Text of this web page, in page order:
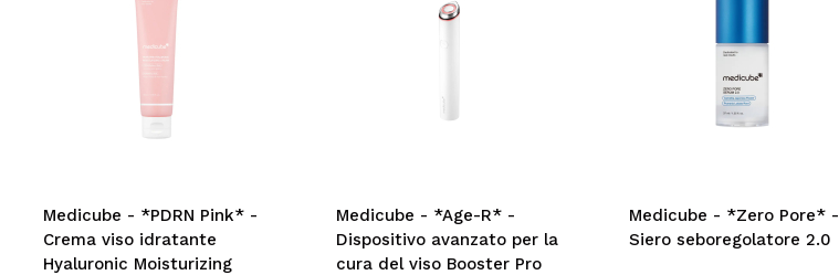
Medicube - *PDRN Pink* -
Crema viso idratante
Hyaluronic Moisturizing
Medicube - *Age-R* -
Dispositivo avanzato per la
cura del viso Booster Pro
Medicube - *Zero Pore* -
Siero seboregolatore 2.0